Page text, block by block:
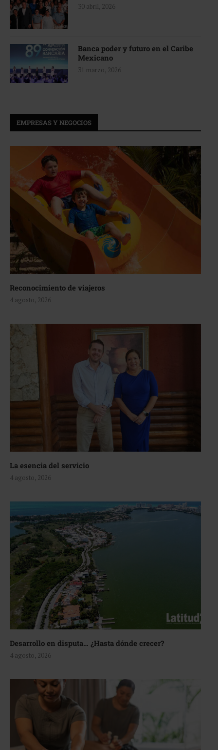
30 abril, 2026
Banca poder y futuro en el Caribe
Mexicano
31 marzo, 2026
EMPRESAS Y NEGOCIOS
Reconocimiento de viajeros
4 agosto, 2026
La esencia del servicio
4 agosto, 2026
Desarrollo en disputa… ¿Hasta dónde crecer?
4 agosto, 2026